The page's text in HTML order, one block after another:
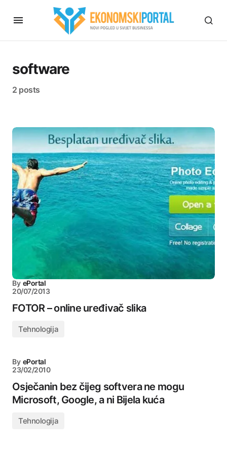
software
2 posts
By ePortal
20/07/2013
FOTOR – online uređivač slika
Tehnologija
By ePortal
23/02/2010
Osječanin bez čijeg softvera ne mogu
Microsoft, Google, a ni Bijela kuća
Tehnologija